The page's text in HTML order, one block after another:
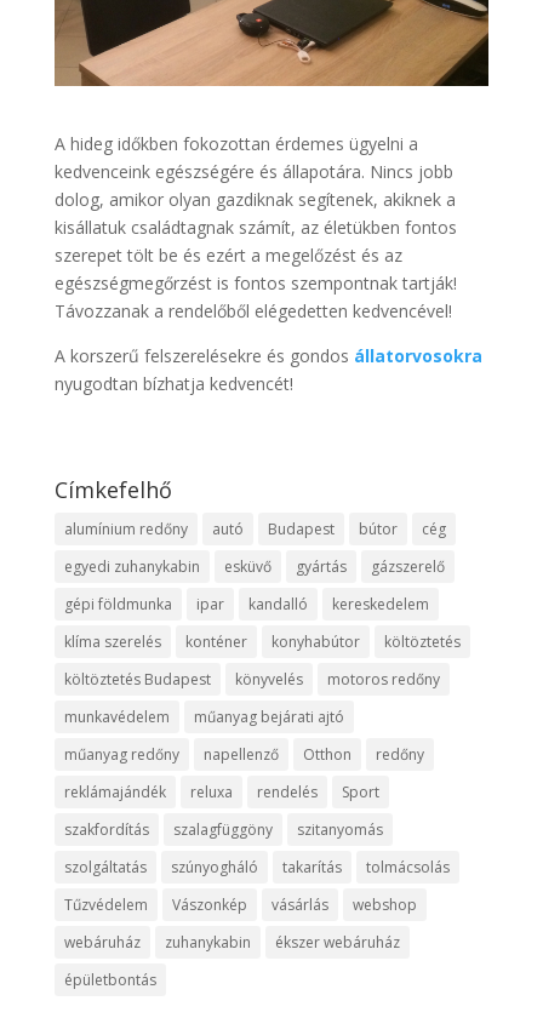
A hideg időkben fokozottan érdemes ügyelni a
kedvenceink egészségére és állapotára. Nincs jobb
dolog, amikor olyan gazdiknak segítenek, akiknek a
kisállatuk családtagnak számít, az életükben fontos
szerepet tölt be és ezért a megelőzést és az
egészségmegőrzést is fontos szempontnak tartják!
Távozzanak a rendelőből elégedetten kedvencével!
A korszerű felszerelésekre és gondos állatorvosokra
nyugodtan bízhatja kedvencét!
Címkefelhő
alumínium redőny autó Budapest bútor
cég
egyedi zuhanykabin
esküvő gyártás
gázszerelő
gépi földmunka
ipar kandalló
kereskedelem
klíma szerelés
konténer konyhabútor
költöztetés
költöztetés Budapest
könyvelés
motoros redőny
munkavédelem
műanyag bejárati ajtó
műanyag redőny
napellenző Otthon
redőny
reklámajándék
reluxa rendelés
Sport
szakfordítás
szalagfüggöny
szitanyomás
szolgáltatás
szúnyogháló takarítás
tolmácsolás
Tűzvédelem
Vászonkép vásárlás
webshop
webáruház
zuhanykabin
ékszer webáruház
épületbontás